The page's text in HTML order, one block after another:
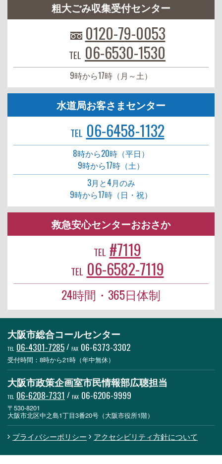
粗大ごみ収集受付センター
0120-79-0053
TEL 06-6530-1530
9時から17時（月～土）
水道局お客さまセンター
TEL 06-6458-1132
8時から20時（平日）
9時から17時（土）
3月と4月のみ
9時から17時（日・祝）
救急安心センターおおさか
TEL #7119
TEL 06-6582-7119
24時間・365日体制
大阪市総合コールセンター
TEL 06-4301-7285/ FAX 06-6373-3302
受付時間：8時から21時（年中無休）
大阪市政策企画室市民情報部広聴担当
TEL 06-6208-7331 / FAX 06-6206-9999
〒530-8201
大阪市北区中之島1丁目3番20号（大阪市役所1階）
プライバシーポリシー アクセシビリティ方針について